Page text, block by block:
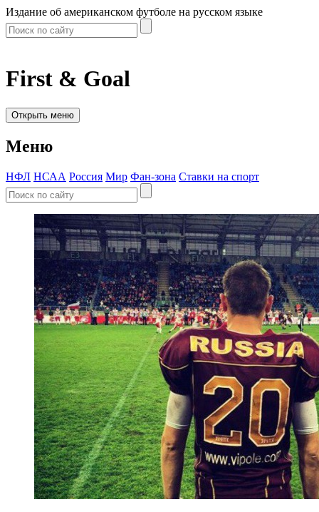
Издание об американском футболе на русском языке
First & Goal
Открыть меню
Меню
НФЛ НСАА Россия Мир Фан-зона Ставки на спорт